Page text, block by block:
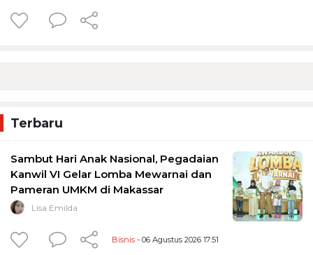
Terbaru
Sambut Hari Anak Nasional, Pegadaian
Kanwil VI Gelar Lomba Mewarnai dan
Pameran UMKM di Makassar
Lisa Emilda
Bisnis - 06 Agustus 2026 17:51